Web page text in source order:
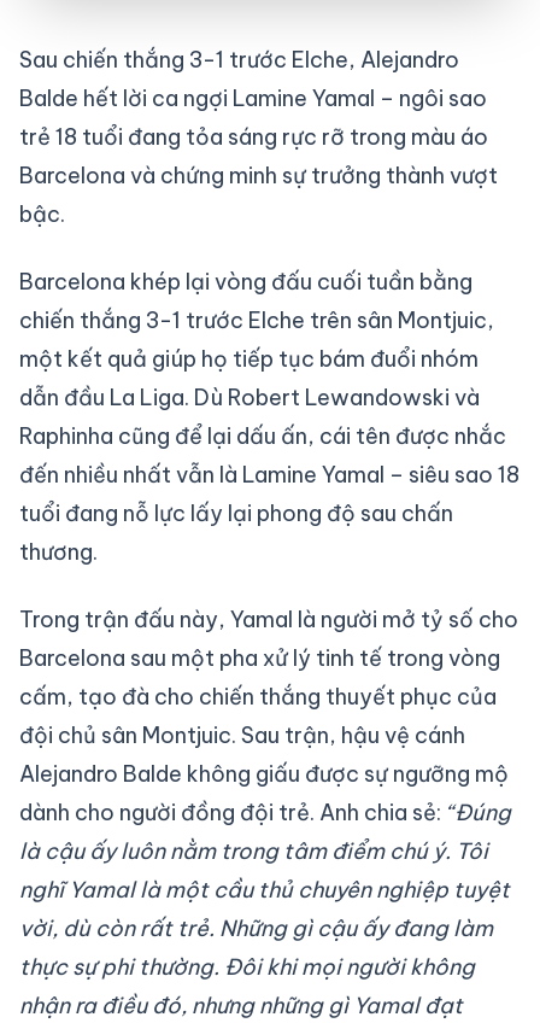
Sau chiến thắng 3-1 trước Elche, Alejandro
Balde hết lời ca ngợi Lamine Yamal – ngôi sao
trẻ 18 tuổi đang tỏa sáng rực rỡ trong màu áo
Barcelona và chứng minh sự trưởng thành vượt
bậc.
Barcelona khép lại vòng đấu cuối tuần bằng
chiến thắng 3-1 trước Elche trên sân Montjuic,
một kết quả giúp họ tiếp tục bám đuổi nhóm
dẫn đầu La Liga. Dù Robert Lewandowski và
Raphinha cũng để lại dấu ấn, cái tên được nhắc
đến nhiều nhất vẫn là Lamine Yamal – siêu sao 18
tuổi đang nỗ lực lấy lại phong độ sau chấn
thương.
Trong trận đấu này, Yamal là người mở tỷ số cho
Barcelona sau một pha xử lý tinh tế trong vòng
cấm, tạo đà cho chiến thắng thuyết phục của
đội chủ sân Montjuic. Sau trận, hậu vệ cánh
Alejandro Balde không giấu được sự ngưỡng mộ
dành cho người đồng đội trẻ. Anh chia sẻ: “Đúng
là cậu ấy luôn nằm trong tâm điểm chú ý. Tôi
nghĩ Yamal là một cầu thủ chuyên nghiệp tuyệt
vời, dù còn rất trẻ. Những gì cậu ấy đang làm
thực sự phi thường. Đôi khi mọi người không
nhận ra điều đó, nhưng những gì Yamal đạt